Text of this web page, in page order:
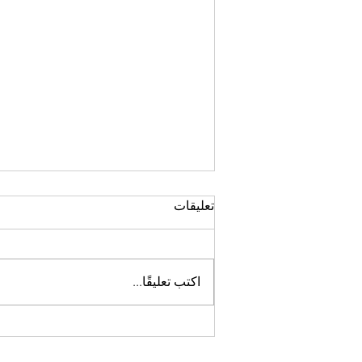
عكس الشيخوخة، منظور
بسيطة حول الشيخوخة العكسية فيما
يتعلق بالطب الحديث، وكذلك بعض
تعليقات
اكتب تعليقًا...